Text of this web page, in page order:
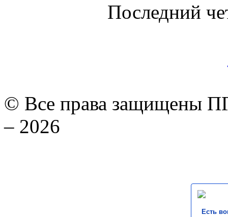
Последний
© Все права защищены
– 2026
Есть